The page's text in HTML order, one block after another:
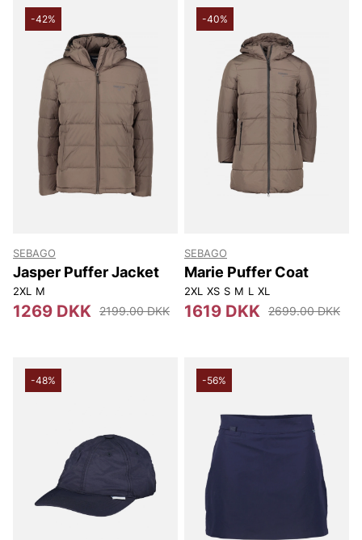
-42%
SEBAGO
Jasper Puffer Jacket
2XL M
1269 DKK 2199.00 DKK
-40%
SEBAGO
Marie Puffer Coat
2XL XS S M L XL
1619 DKK 2699.00 DKK
-48% -56%